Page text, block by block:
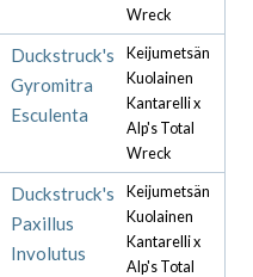
Wreck
Duckstruck's
Gyromitra
Esculenta
Keijumetsän
Kuolainen
Kantarelli x
Alp's Total
Wreck
Duckstruck's
Paxillus
Involutus
Keijumetsän
Kuolainen
Kantarelli x
Alp's Total